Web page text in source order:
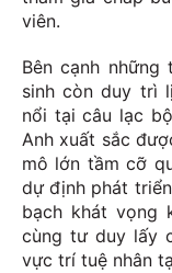
viên.
Bên cạnh
sinh còn duy trì
nổi tại câu lạc
Anh xuất sắc
mô lớn tầm cỡ
dự định phát
bạch khát vọng
cùng tư duy lấy
vực trí tuệ nhân